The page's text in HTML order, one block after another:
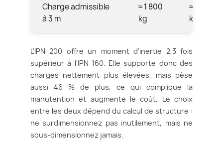
Charge admissible
à 3 m
≈ 1 800
kg
≈ 3 300
kg
L'IPN 200 offre un moment d'inertie 2,3 fois
supérieur à l'IPN 160. Elle supporte donc des
charges nettement plus élevées, mais pèse
aussi 46 % de plus, ce qui complique la
manutention et augmente le coût. Le choix
entre les deux dépend du calcul de structure :
ne surdimensionnez pas inutilement, mais ne
sous-dimensionnez jamais.